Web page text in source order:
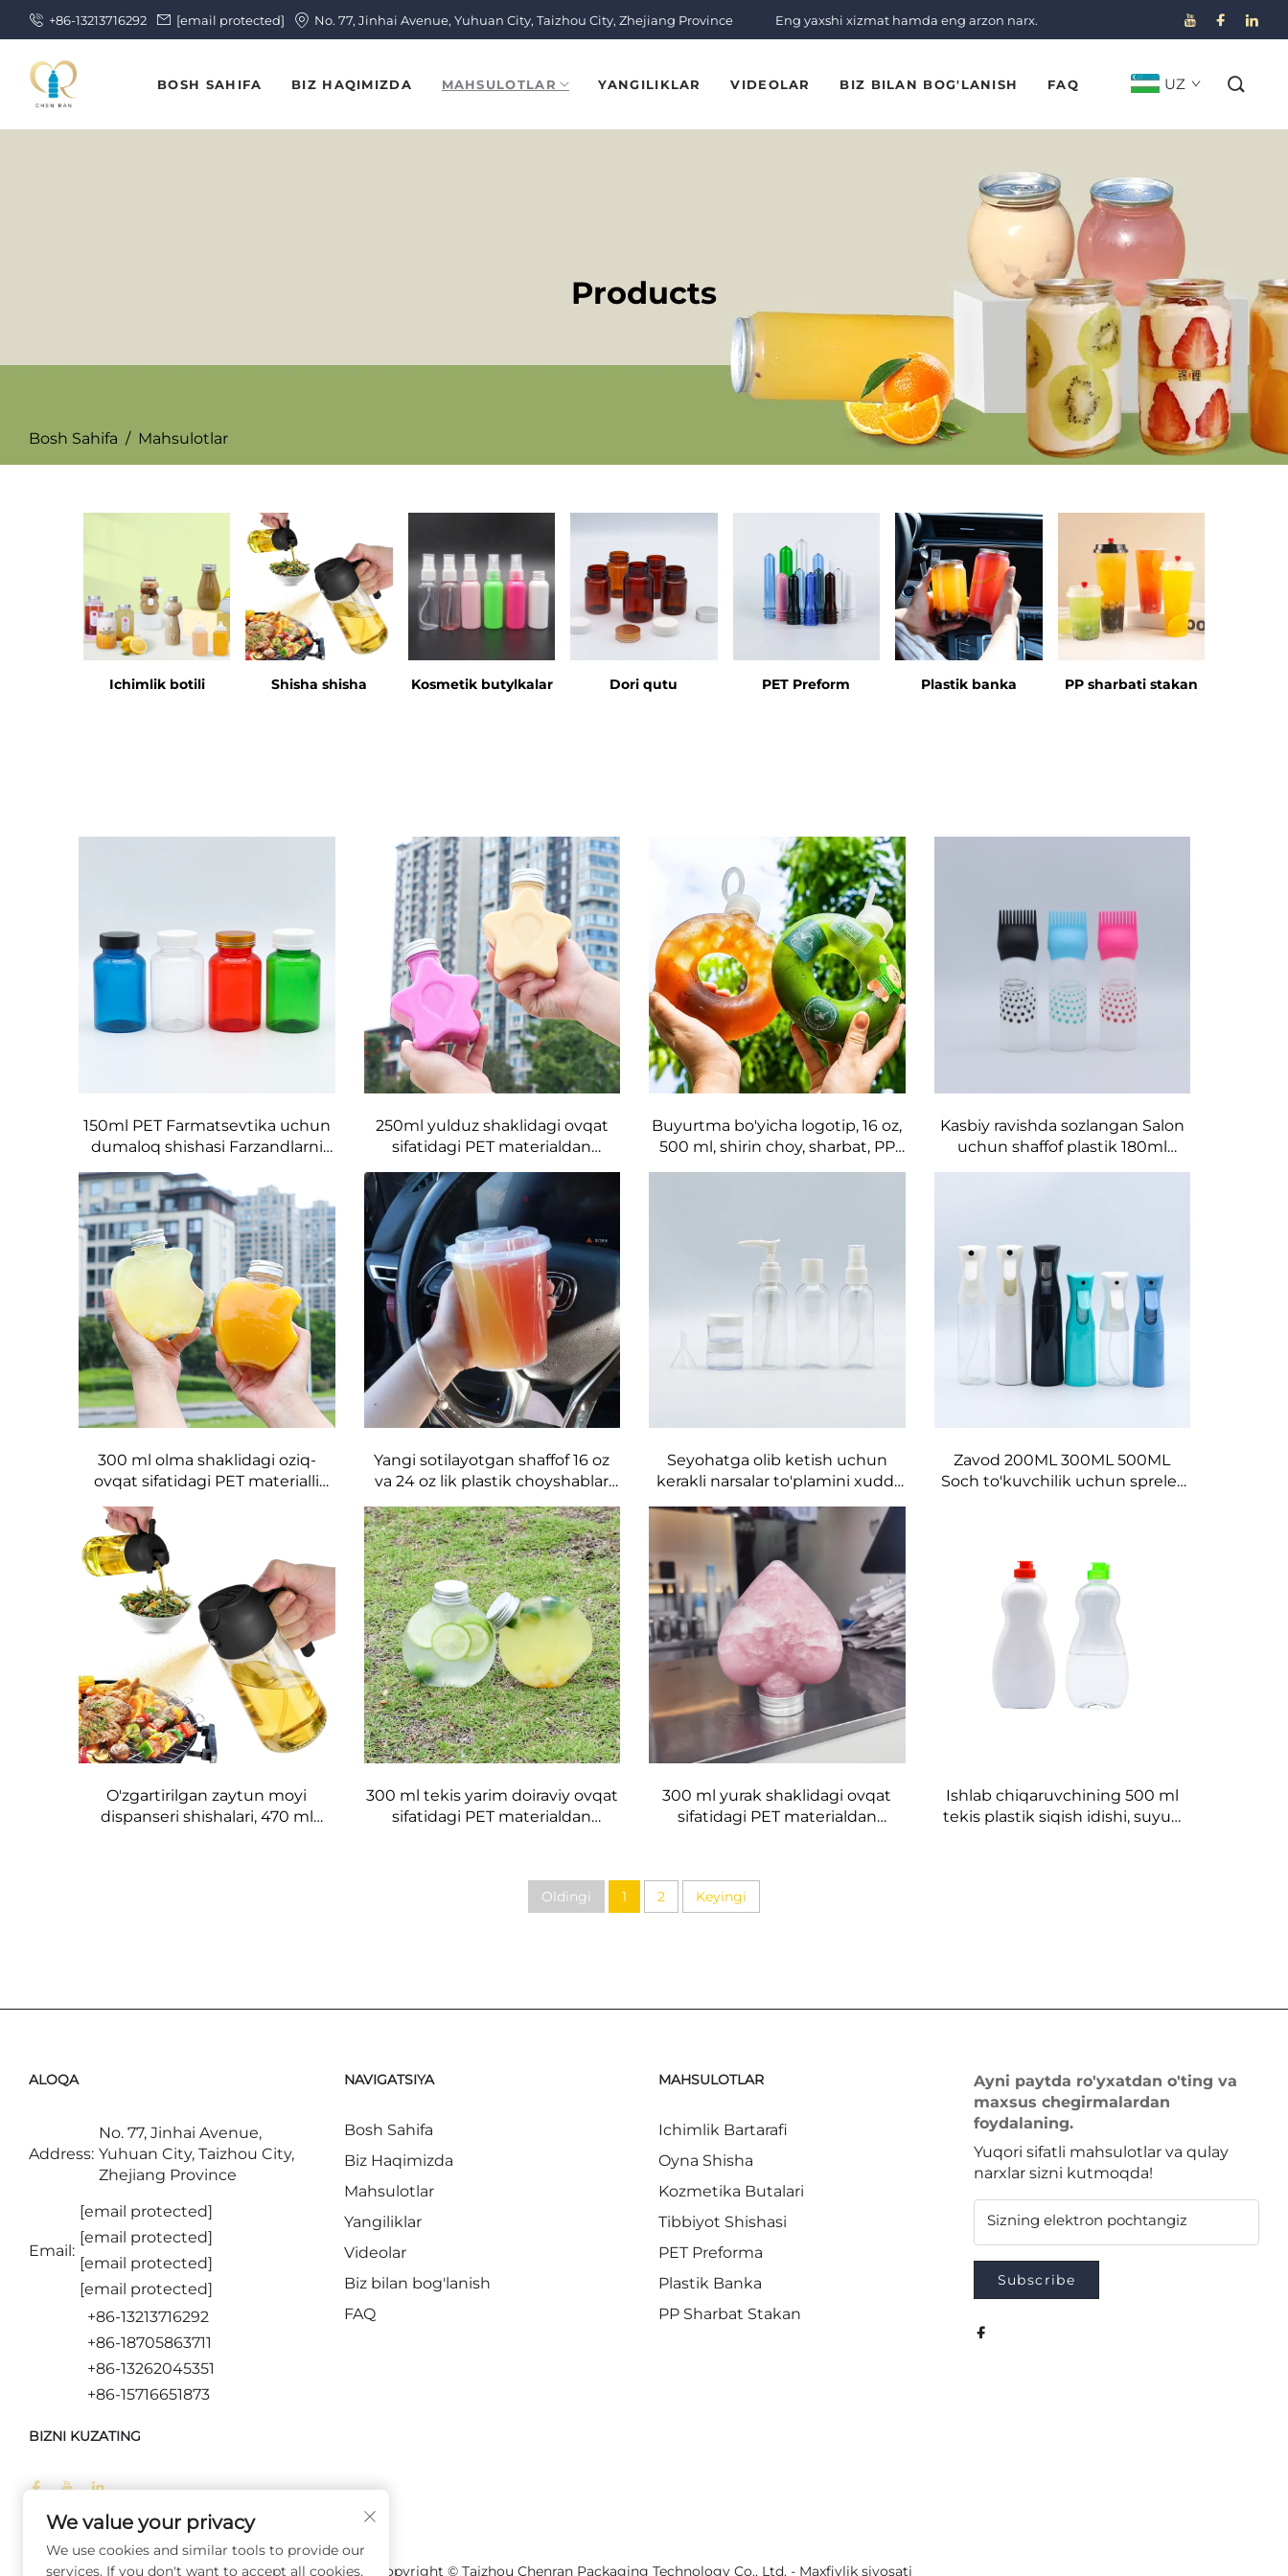
+86-13213716292 [email protected] No. 77, Jinhai Avenue, Yuhuan City, Taizhou City, Zhejiang Province Eng yaxshi xizmat hamda eng arzon narx.
BOSH SAHIFA BIZ HAQIMIZDA MAHSULOTLAR YANGILIKLAR VIDEOLAR BIZ BILAN BOG'LANISH FAQ UZ
Bosh Sahifa / Mahsulotlar
Products
Ichimlik botili Shisha shisha Kosmetik butylkalar Dori qutu PET Preform Plastik banka PP sharbati stakan
150ml PET Farmatsevtika uchun
dumaloq shishasi Farzandlarni
bilan yashil qizil jigarrang quvurli
pilldor va kapsulalar uchun
dorilarni saqlash uchun
250ml yulduz shaklidagi ovqat
sifatidagi PET materialdan
ichimliklarni saqlash uchun qulay
ijodiy dizayn bolalar yoqtiradi
Buyurtma bo'yicha logotip, 16 oz,
500 ml, shirin choy, sharbat, PP
Kasbiy ravishda sozlangan Salon
uchun shaffof plastik 180ml
300 ml olma shaklidagi oziq-
ovqat sifatidagi PET materialli
plastik idish sharbati va
ichimliklarni saqlash uchun
mo'ljallangan, ijodiy dizayn,
bolalar yoqtiradi
Yangi sotilayotgan shaffof 16 oz
va 24 oz lik plastik choyshablar
qopqog'i va quvurlari bilan 2-
xonalik Boba choyshablari
Seyohatga olib ketish uchun
kerakli narsalar to'plamini xuddi
50ML plastik shishalarni ishlab
chiqaruvchilarning idishlari
Seyohat uchun asosiy narsalarni
saqlash uchun
Zavod 200ML 300ML 500ML
Soch to'kuvchilik uchun spreler
O'zgartirilgan zaytun moyi
dispanseri shishalari, 470 ml
300 ml tekis yarim doiraviy ovqat
sifatidagi PET materialdan
300 ml yurak shaklidagi ovqat
sifatidagi PET materialdan
saqlashi mumkin, tez sotiladigan
mahsulot
Ishlab chiqaruvchining 500 ml
tekis plastik siqish idishi, suyuq
Oldingi 1 2 Keyingi
ALOQA
Address:
No. 77, Jinhai Avenue,
Yuhuan City, Taizhou City,
Zhejiang Province
Email:
[email protected]
[email protected]
[email protected]
[email protected]
+86-13213716292
+86-18705863711
+86-13262045351
+86-15716651873
NAVIGATSIYA
Bosh Sahifa
Biz Haqimizda
Mahsulotlar
Yangiliklar
Videolar
Biz bilan bog'lanish
FAQ
MAHSULOTLAR
Ichimlik Bartarafi
Oyna Shisha
Kozmetika Butalari
Tibbiyot Shishasi
PET Preforma
Plastik Banka
PP Sharbat Stakan
Ayni paytda ro'yxatdan o'ting va
maxsus chegirmalardan
foydalaning.
Yuqori sifatli mahsulotlar va qulay
narxlar sizni kutmoqda!
Sizning elektron pochtangiz
Subscribe
BIZNI KUZATING
Copyright © Taizhou Chenran Packaging Technology Co., Ltd. - Maxfiylik siyosati
We value your privacy
We use cookies and similar tools to provide our
services. If you don't want to accept all cookies,